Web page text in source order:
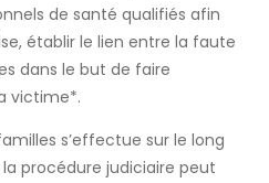
de santé qualifiés afin
établir le lien entre la faute
dans le but de faire
victime*.
s’effectue sur le long
procédure judiciaire peut